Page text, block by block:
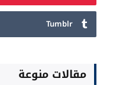
Tumblr
مقالات منوعة